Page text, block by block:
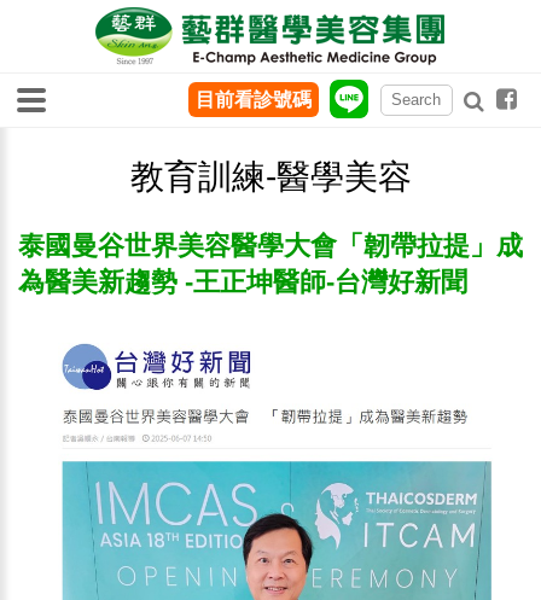
教育訓練-醫學美容
泰國曼谷世界美容醫學大會「韌帶拉提」成
為醫美新趨勢 -王正坤醫師-台灣好新聞
目前看診號碼